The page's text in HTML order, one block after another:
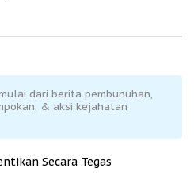
dari berita pembunuhan,
& aksi kejahatan
Secara Tegas